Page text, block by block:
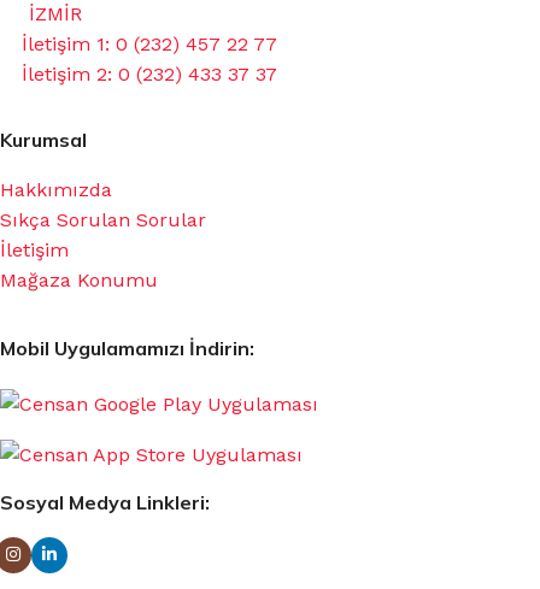
İZMİR
İletişim 1: 0 (232) 457 22 77
İletişim 2: 0 (232) 433 37 37
Kurumsal
Hakkımızda
Sıkça Sorulan Sorular
İletişim
Mağaza Konumu
Mobil Uygulamamızı İndirin:
Sosyal Medya Linkleri: